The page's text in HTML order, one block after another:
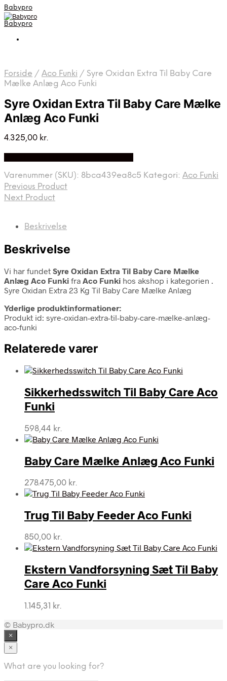
Babypro
Babypro
Forside / Aco Funki / Syre Oxidan Extra Til Baby Care
Mælke Anlæg Aco Funki
Syre Oxidan Extra Til Baby Care Mælke
Anlæg Aco Funki
4.325,00 kr.
Varenummer (SKU): 8bca439ea8c5 Kategori: Aco Funki
Previous Product
Next Product
Beskrivelse
Beskrivelse
Vi har fundet Syre Oxidan Extra Til Baby Care Mælke
Anlæg Aco Funki fra Aco Funki hos akshop i kategorien .
Syre Oxidan Extra 23 Kg Til Baby Care Mælke Anlæg
Yderlige produktinformationer:
Produkt id: syre-oxidan-extra-til-baby-care-mælke-anlæg-
aco-funki
Relaterede varer
Sikkerhedsswitch Til Baby Care Aco
Funki
598,44 kr.
Baby Care Mælke Anlæg Aco Funki
278.475,00 kr.
Trug Til Baby Feeder Aco Funki
850,00 kr.
Ekstern Vandforsyning Sæt Til Baby
Care Aco Funki
1.145,31 kr.
© Babypro.dk
×
×
What are you looking for?